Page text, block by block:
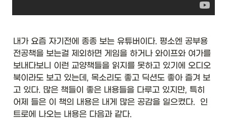
le
n
te
st
(
T
t)
}
&
\t
내가 요즘 자기전에 종종 보는 유튜버이다. 평소엔 공부용
전공책을 보는걸 제외하면 게임을 하거나 와이프와 여가를
보내다보니 이런 교양책들을 읽지를 못하고 있기에 오디오
북이라도 보고 있는데, 목소리도 좋고 딕션도 좋아 즐겨 보
고 있다. 많은 책들이 좋은 내용들을 다루고 있지만, 특히
어제 들은 이 책의 내용은 내게 많은 공감을 일으켰다.  인
트로에 나오는 내용은 다음과 같다.